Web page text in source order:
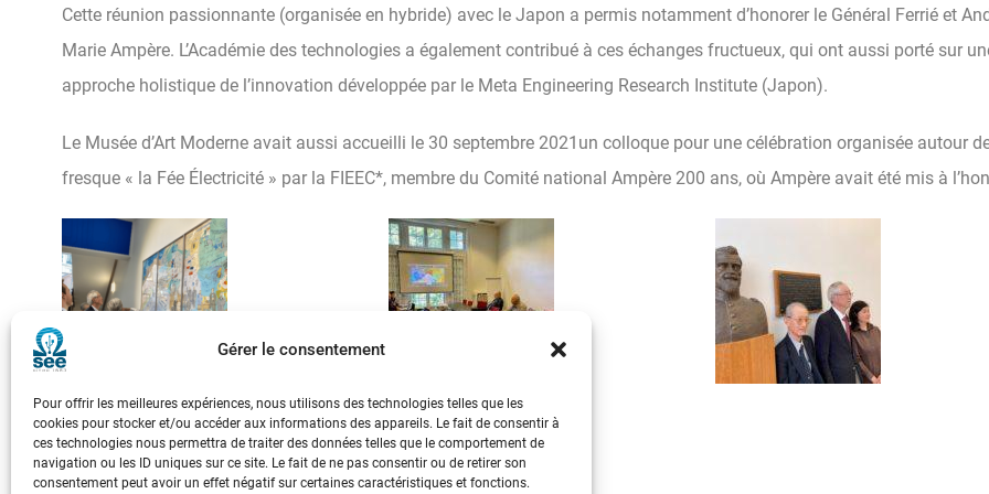
Gérer le consentement
Pour offrir les meilleures expériences, nous utilisons des technologies telles que les
cookies pour stocker et/ou accéder aux informations des appareils. Le fait de consentir à
ces technologies nous permettra de traiter des données telles que le comportement de
navigation ou les ID uniques sur ce site. Le fait de ne pas consentir ou de retirer son
consentement peut avoir un effet négatif sur certaines caractéristiques et fonctions.
Cette réunion passionnante (organisée en hybride) avec le Japon a permis notamment d’honorer le Général Ferrié et
Marie Ampère. L’Académie des technologies a également contribué à ces échanges fructueux, qui ont aussi porté sur
approche holistique de l’innovation développée par le Meta Engineering Research Institute (Japon).
Le Musée d’Art Moderne avait aussi accueilli le 30 septembre 2021un colloque pour une célébration organisée autour
fresque « la Fée Électricité » par la FIEEC*, membre du Comité national Ampère 200 ans, où Ampère avait été mis à
eur.